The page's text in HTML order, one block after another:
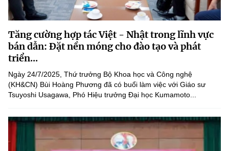
Điện thoại: 024 3936 9506
Email: stc@mst.gov.vn
©2026 Bản quyền thuộc Bộ Khoa Học và Công Nghệ
(Ghi rõ nguồn "https://mst.gov.vn" khi phát hành lại thông tin từ
website này)
Tăng cường hợp tác Việt - Nhật trong lĩnh vực
bán dẫn: Đặt nền móng cho đào tạo và phát
triển...
Ngày 24/7/2025, Thứ trưởng Bộ Khoa học và Công nghệ
(KH&CN) Bùi Hoàng Phương đã có buổi làm việc với Giáo sư
Tsuyoshi Usagawa, Phó Hiệu trưởng Đại học Kumamoto...